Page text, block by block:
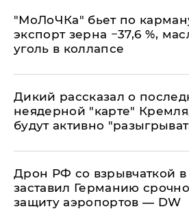
​"МоЛоЧКа" бьет по
экспорт зерна −37,6 %,
уголь в коллапсе
Дикий рассказал о
неядерной "карте"
будут активно
​Дрон РФ со взрывчаткой
заставил Германию
защиту аэропортов — DW